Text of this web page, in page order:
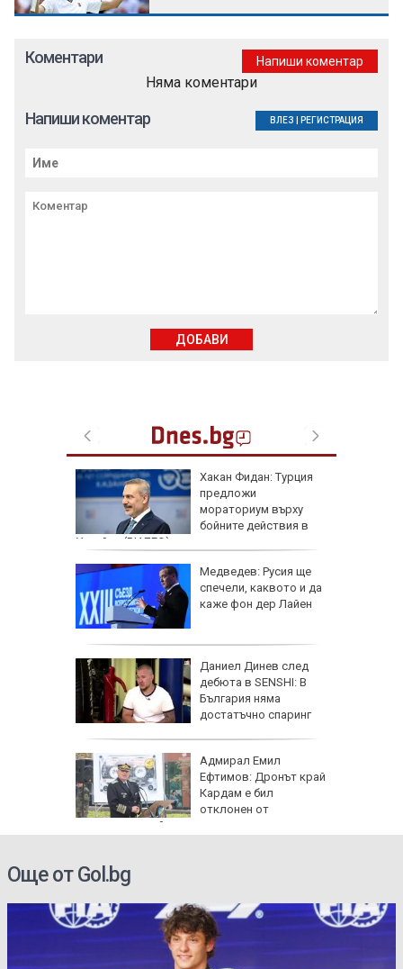
Хакан Фидан: Турция
предложи
мораториум върху
бойните действия в
Украйна (ВИДЕО)
Медведев: Русия ще
спечели, каквото и да
каже фон дер Лайен
Даниел Динев след
дебюта в SENSHI: В
България няма
достатъчно спаринг
Адмирал Емил
Ефтимов: Дронът край
Кардам е бил
отклонен от
електронна война
Коментари Напиши коментар
Няма коментари
Напиши коментар ВЛЕЗ РЕГИСТРАЦИЯ
ДОБАВИ
Още от Gol.bg